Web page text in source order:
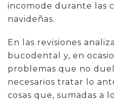
incomode durante las
navideñas.
En las revisiones
bucodental y, en
problemas que no
necesarios tratar lo
cosas que, sumadas a